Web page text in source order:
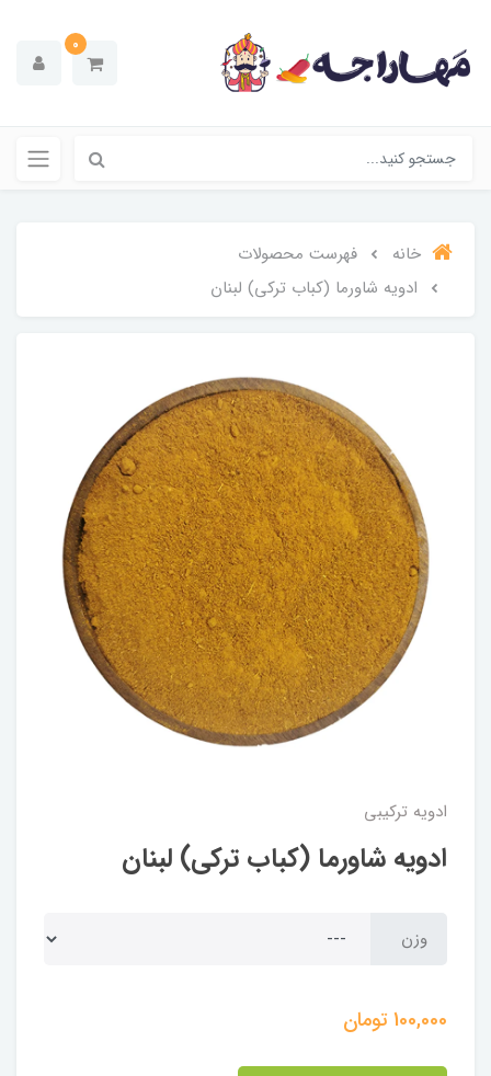
0
خانه
فهرست محصولات
ادویه شاورما (کباب ترکی) لبنان
ادویه ترکیبی
ادویه شاورما (کباب ترکی) لبنان
وزن
100,000تومان